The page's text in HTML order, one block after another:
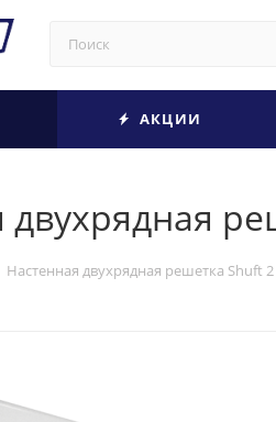
АКЦИИ
двухрядная
Настенная двухрядная решетка Shuft